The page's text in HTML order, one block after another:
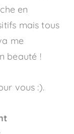
en
mais tous
me
beauté !
vous :).